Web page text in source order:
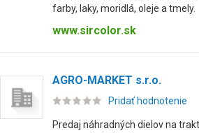
farby, laky, moridlá, oleje a tmely.
www.sircolor.sk
AGRO-MARKET s.r.o.
Pridať hodnotenie
Predaj náhradných dielov na